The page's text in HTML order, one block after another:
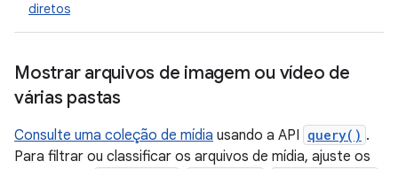
diretos
Mostrar arquivos de imagem ou vídeo de
várias pastas
Consulte uma coleção de mídia usando a API query() .
Para filtrar ou classificar os arquivos de mídia, ajuste os